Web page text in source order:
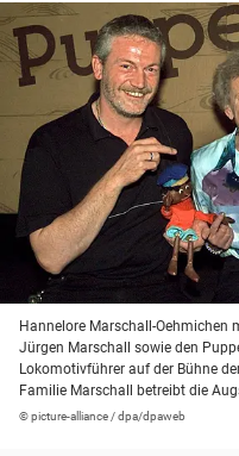
Hannelore Marschall-Oehmichen
Jürgen Marschall sowie den
Lokomotivführer auf der Bühne
Familie Marschall betreibt die
© picture-alliance / dpa/dpaweb